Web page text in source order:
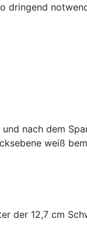
dringend
nach dem
weiß
der 12,7 cm